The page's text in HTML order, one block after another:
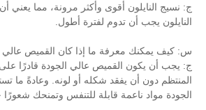
وأكثر مرونة، مما يعني أن الملابس المصنوعة من
لفترة أطول.
ما إذا كان القميص عالي الجودة؟
عالي الجودة قادرًا على تحمل البلى والتمزق
شكله أو لونه. وعادةً ما تستخدم القمصان عالية
للتنفس وتمنحك شعورًا جيدًا على بشرتك.